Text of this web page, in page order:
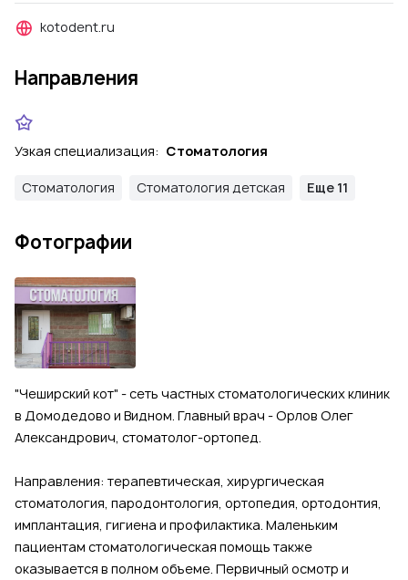
kotodent.ru
Направления
Узкая специализация: Стоматология
Стоматология Стоматология детская Еще 11
Фотографии
"Чеширский кот" - сеть частных стоматологических клиник
в Домодедово и Видном. Главный врач - Орлов Олег
Александрович, стоматолог-ортопед.
Направления: терапевтическая, хирургическая
стоматология, пародонтология, ортопедия, ортодонтия,
имплантация, гигиена и профилактика. Маленьким
пациентам стоматологическая помощь также
оказывается в полном объеме. Первичный осмотр и